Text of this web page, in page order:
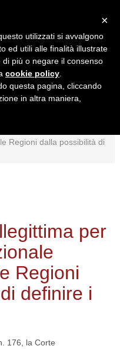
Regioni dalla possibilità di
per
Regioni
definire i
176, la Corte
×
utilizzati si avvalgono
ed utili alle finalità illustrate
più o negare il consenso
cookie policy
questa pagina, cliccando
in altra maniera,